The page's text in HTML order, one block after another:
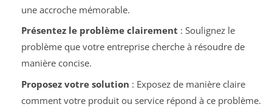
une accroche mémorable.
Présentez le problème clairement : Soulignez le
problème que votre entreprise cherche à résoudre de
manière concise.
Proposez votre solution : Exposez de manière claire
comment votre produit ou service répond à ce problème.